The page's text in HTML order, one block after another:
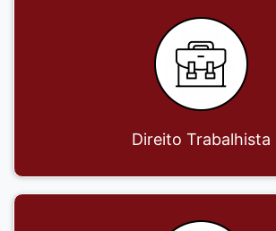
Direito Trabalhista